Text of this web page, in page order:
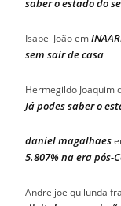
saber o estado do
Isabel Joãoem
sem sair de casa
Hermegildo Joaquim
Já podes saber o
daniel magalhaes
5.807% na era pós-
Andre joe quilunda